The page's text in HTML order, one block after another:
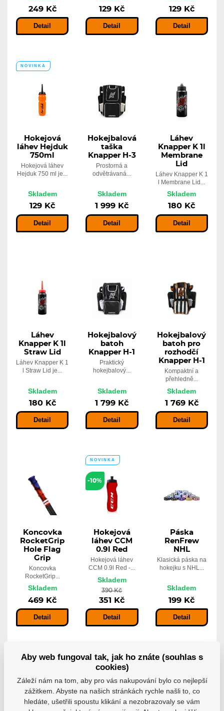
249 Kč
Detail
129 Kč
Detail
129 Kč
Detail
NOVINKA
Hokejová
láhev Hejduk
750ml
Hokejová láhev
Hejduk 750 ml je...
Skladem
129 Kč
Detail
Hokejbalová
taška
Knapper H-3
Prostorná a
odvětrávaná...
Skladem
1 999 Kč
Detail
Láhev
Knapper K 1l
Membrane
Lid
Láhev Knapper K 1
l Membrane Lid...
Skladem
180 Kč
Detail
Láhev
Knapper K 1l
Straw Lid
Láhev Knapper K 1
l Straw Lid je...
Skladem
180 Kč
Detail
Hokejbalový
batoh
Knapper H-1
Praktický
hokejbalový...
Skladem
1 799 Kč
Detail
Hokejbalový
batoh pro
rozhodčí
Knapper H-1
Kompaktní a
přehledně...
Skladem
1 769 Kč
Detail
Koncovka
RocketGrip
Hole Flag
Grip
Koncovka
RocketGrip...
Skladem
469 Kč
Detail
NOVINKA
-10%
Hokejová
láhev CCM
0.9l Red
Hokejová láhev
CCM 0.9l Red -...
Skladem
390 Kč
351 Kč
Detail
Páska
RenFrew
NHL
Klasická páska na
hokejku s NHL...
Skladem
199 Kč
Detail
Aby web fungoval tak, jak ho znáte (souhlas s
cookies)
Záleží nám na tom, aby pro vás nakupování bylo co nejlepší
zážitkem. Abyste na našich stránkách rychle našli to, co
hledáte, ušetřili spoustu klikání a nezobrazovaly se vám